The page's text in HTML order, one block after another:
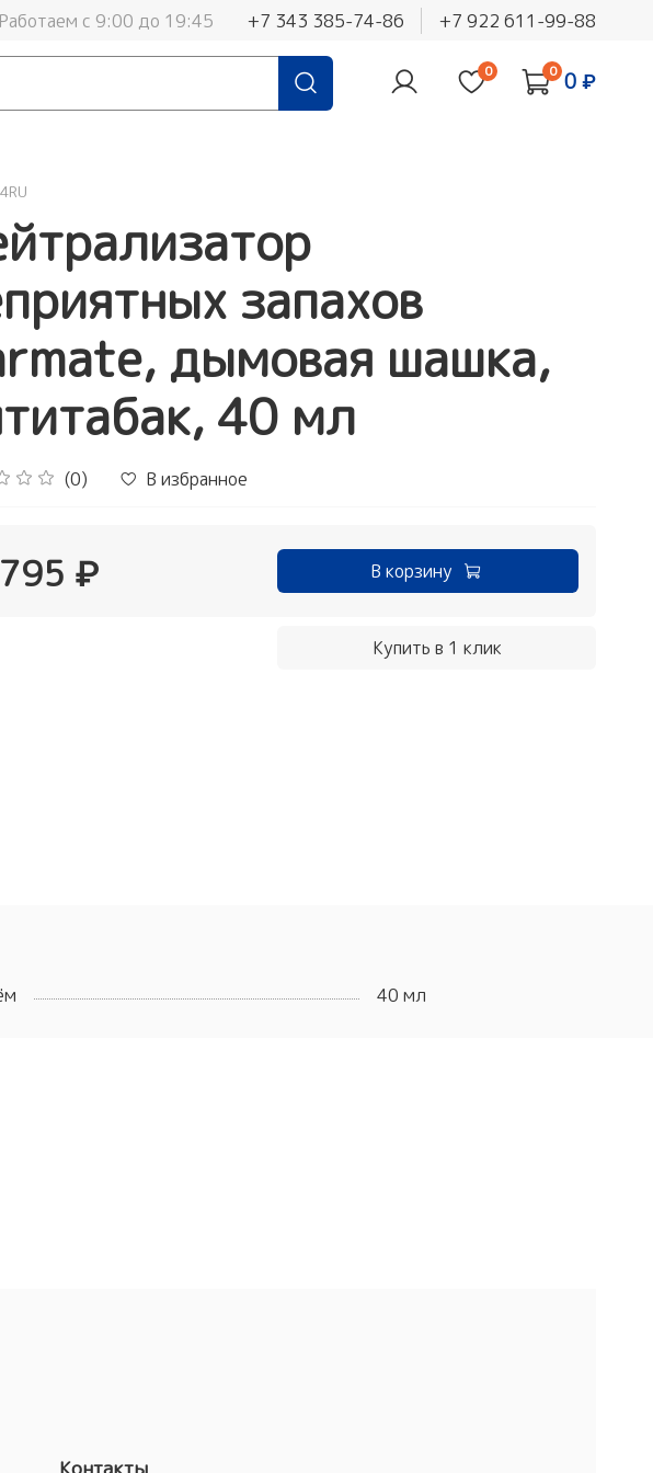
Работаем с 9:00 до 19:45 +7 343 385-74-86 +7 922 611-99-88
0 0 0 ₽
запахов
дымовая шашка,
40 мл
(0) В избранное
₽ В корзину
Купить в 1 клик
40 мл